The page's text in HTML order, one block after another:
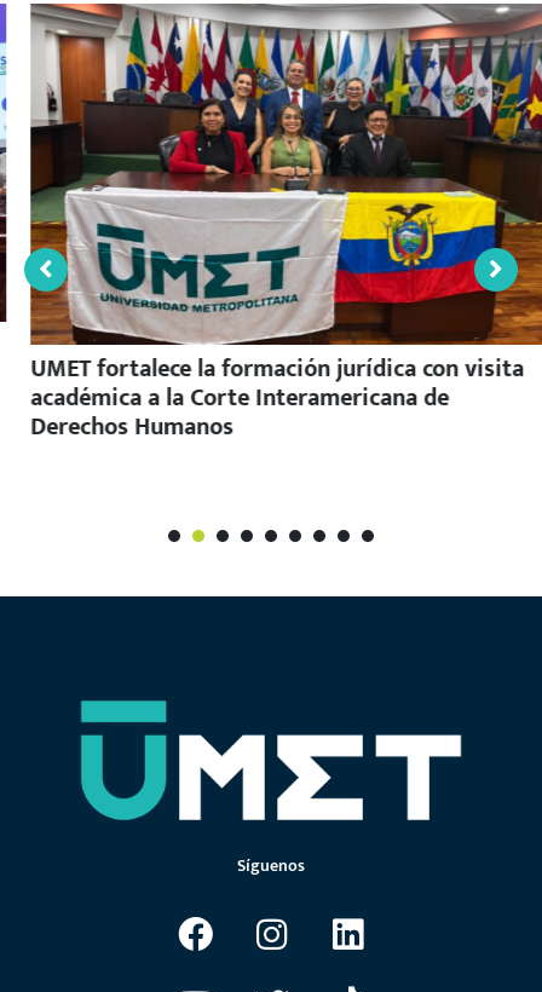
UMET fortalece la formación jurídica con visita
académica a la Corte Interamericana de
Derechos Humanos
1
Síguenos